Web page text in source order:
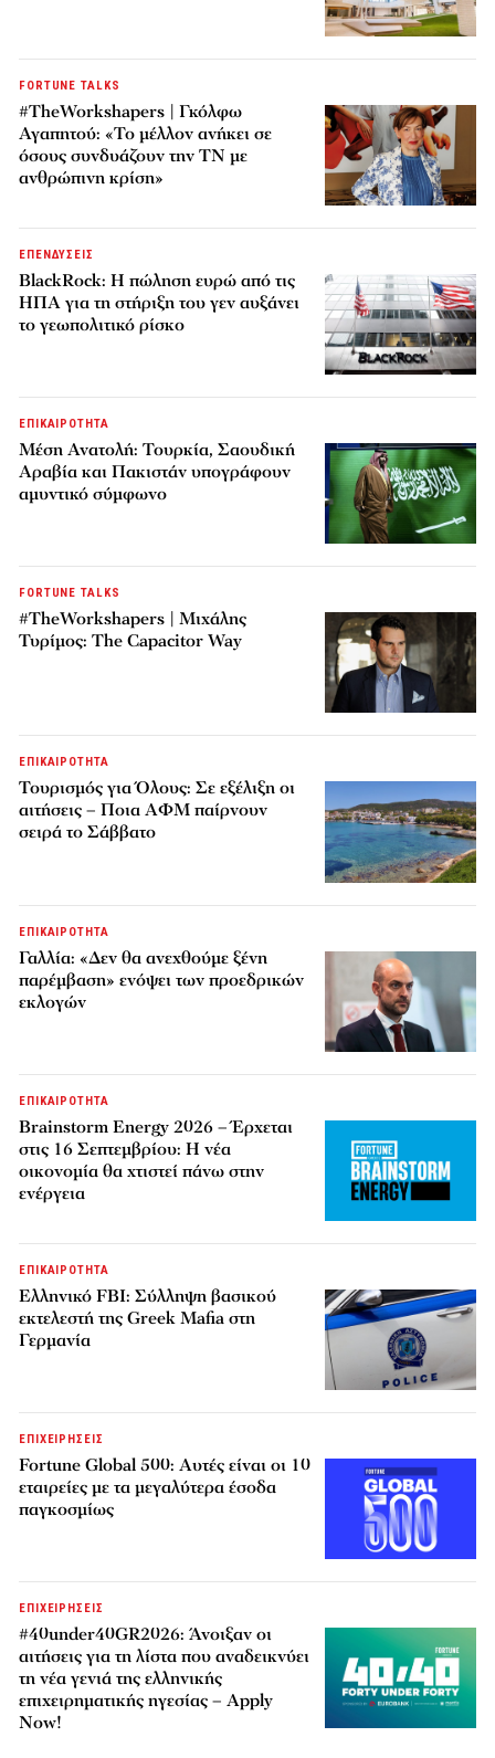
FORTUNE TALKS
#TheWorkshapers | Γκόλφω
Αγαπητού: «Το μέλλον ανήκει σε
όσους συνδυάζουν την ΤΝ με
ανθρώπινη κρίση»
ΕΠΕΝΔΥΣΕΙΣ
BlackRock: Η πώληση ευρώ από τις
ΗΠΑ για τη στήριξη του γεν αυξάνει
το γεωπολιτικό ρίσκο
ΕΠΙΚΑΙΡΟΤΗΤΑ
Μέση Ανατολή: Τουρκία, Σαουδική
Αραβία και Πακιστάν υπογράφουν
αμυντικό σύμφωνο
FORTUNE TALKS
#TheWorkshapers | Μιχάλης
Τυρίμος: The Capacitor Way
ΕΠΙΚΑΙΡΟΤΗΤΑ
Τουρισμός για Όλους: Σε εξέλιξη οι
αιτήσεις – Ποια ΑΦΜ παίρνουν
σειρά το Σάββατο
ΕΠΙΚΑΙΡΟΤΗΤΑ
Γαλλία: «Δεν θα ανεχθούμε ξένη
παρέμβαση» ενόψει των προεδρικών
εκλογών
ΕΠΙΚΑΙΡΟΤΗΤΑ
Brainstorm Energy 2026 – Έρχεται
στις 16 Σεπτεμβρίου: Η νέα
οικονομία θα χτιστεί πάνω στην
ενέργεια
ΕΠΙΚΑΙΡΟΤΗΤΑ
Ελληνικό FBI: Σύλληψη βασικού
εκτελεστή της Greek Mafia στη
Γερμανία
ΕΠΙΧΕΙΡΗΣΕΙΣ
Fortune Global 500: Αυτές είναι οι 10
εταιρείες με τα μεγαλύτερα έσοδα
παγκοσμίως
ΕΠΙΧΕΙΡΗΣΕΙΣ
#40under40GR2026: Άνοιξαν οι
αιτήσεις για τη λίστα που αναδεικνύει
τη νέα γενιά της ελληνικής
επιχειρηματικής ηγεσίας – Apply
Now!